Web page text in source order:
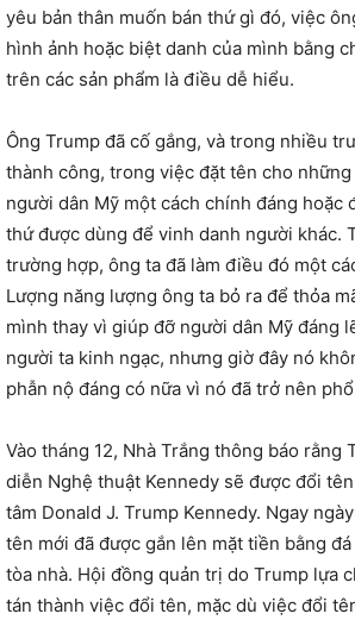
yêu bản thân muốn bán thứ gì đó, việc
hình ảnh hoặc biệt danh của mình bằng
trên các sản phẩm là điều dễ hiểu.
Ông Trump đã cố gắng, và trong nhiều
thành công, trong việc đặt tên cho
người dân Mỹ một cách chính đáng hoặc
thứ được dùng để vinh danh người khác.
trường hợp, ông ta đã làm điều đó một
Lượng năng lượng ông ta bỏ ra để thỏa
mình thay vì giúp đỡ người dân Mỹ đáng
người ta kinh ngạc, nhưng giờ đây nó
phẫn nộ đáng có nữa vì nó đã trở nên
Vào tháng 12, Nhà Trắng thông báo rằng
diễn Nghệ thuật Kennedy sẽ được đổi
tâm Donald J. Trump Kennedy. Ngay
tên mới đã được gắn lên mặt tiền bằng
tòa nhà. Hội đồng quản trị do Trump lựa
tán thành việc đổi tên, mặc dù việc đổi